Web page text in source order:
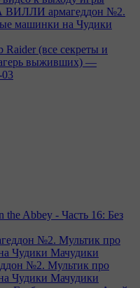
армагеддон №2.
машинки на Чудики
Raider (все секреты и
выживших) —
03
Abbey - Часть 16: Без
№2. Мультик про
Чудики Мачудики